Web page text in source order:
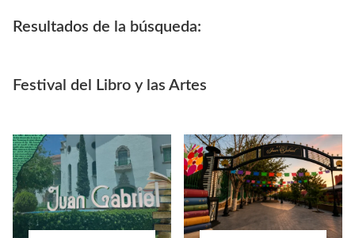
la
Resultados de la búsqueda:
Festival del Libro y las Artes